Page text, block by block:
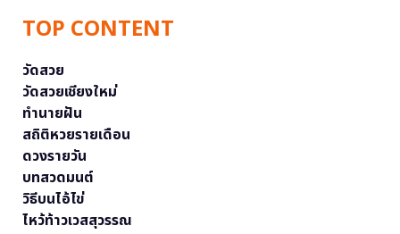
TOP CONTENT
วัดสวย
วัดสวยเชียงใหม่
ทำนายฝัน
สถิติหวยรายเดือน
ดวงรายวัน
บทสวดมนต์
วิธีบนไอ้ไข่
ไหว้ท้าวเวสสุวรรณ